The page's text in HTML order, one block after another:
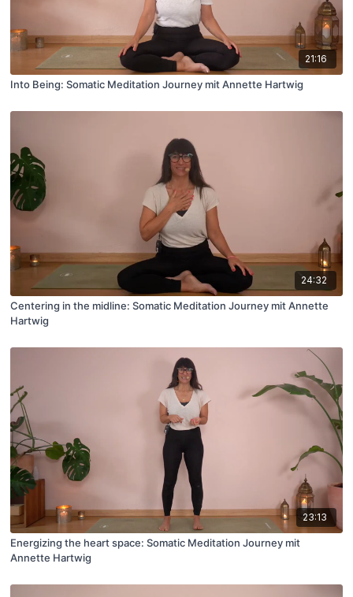
21:16
Into Being: Somatic Meditation Journey mit Annette Hartwig
24:32
Centering in the midline: Somatic Meditation Journey mit Annette
Hartwig
23:13
Energizing the heart space: Somatic Meditation Journey mit
Annette Hartwig